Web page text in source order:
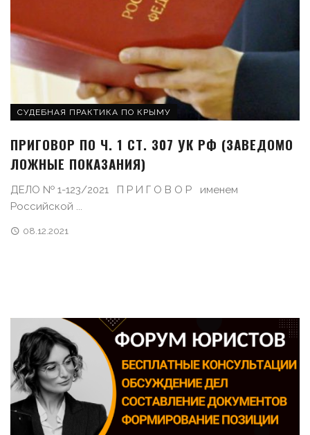
СУДЕБНАЯ ПРАКТИКА ПО КРЫМУ
ПРИГОВОР ПО Ч. 1 СТ. 307 УК РФ (ЗАВЕДОМО
ЛОЖНЫЕ ПОКАЗАНИЯ)
ДЕЛО № 1-123/2021 П Р И Г О В О Р именем
Российской ...
08.12.2021